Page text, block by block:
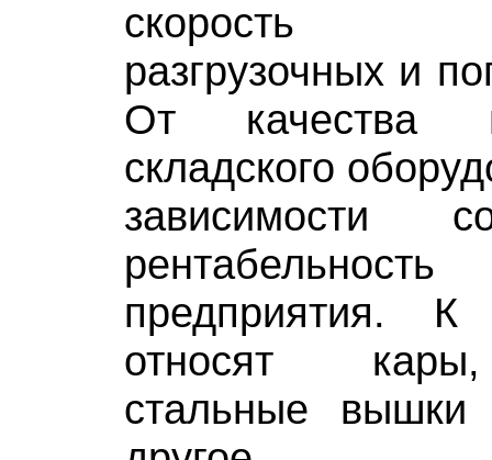
скорость
разгрузочных и
От качества
складского
зависимости
предприятия. К
относят
стальные